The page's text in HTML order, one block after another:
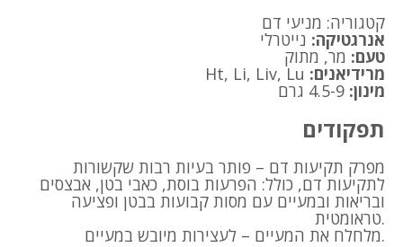
קטגוריה: מניעי דם
אנרגטיקה: נייטרלי
טעם: מר, מתוק
מרידיאנים:
מינון:
תפקודים
מפרק תקיעות דם – פותר בעיות רבות שקשורות
לתקיעות דם, כולל: הפרעות בוסת, כאבי בטן, אבצסים
ובריאות ובמעיים עם מסות קבועות בבטן ופציעה
טראומטית.
מלחלח את המעיים – לעצירות מיובש במעיים.